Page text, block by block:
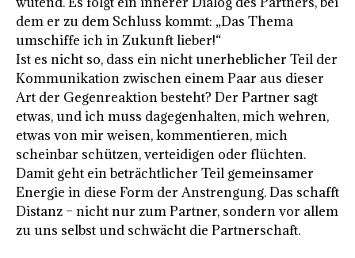
dem er zu dem Schluss kommt: „Das Thema
umschiffe ich in Zukunft lieber!“
Ist es nicht so, dass ein nicht unerheblicher Teil der
Kommunikation zwischen einem Paar aus dieser
Art der Gegenreaktion besteht? Der Partner sagt
etwas, und ich muss dagegenhalten, mich wehren,
etwas von mir weisen, kommentieren, mich
scheinbar schützen, verteidigen oder flüchten.
Damit geht ein beträchtlicher Teil gemeinsamer
Energie in diese Form der Anstrengung. Das schafft
Distanz – nicht nur zum Partner, sondern vor allem
zu uns selbst und schwächt die Partnerschaft.